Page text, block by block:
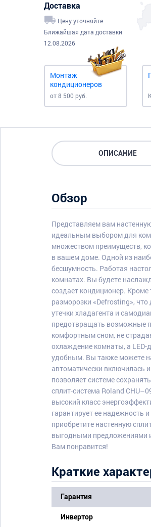
Доставка
Цену уточняйте
Ближайшая дата доставки
12.08.2026
Монтаж
кондиционеров
от 8 500 руб.
ОПИСАНИЕ
Обзор
Представляем вам
идеальным выбором для
множеством преимуществ,
в вашем доме. Одной из
бесшумность. Работая
комнатах. Вы будете
создает кондиционер. Кроме
разморозки «Defrosting»,
утечки хладагента и
предотвращать возможные
комфортным сном, не
охлаждение комнаты, а LED-
удобным. Вы также можете
автоматически включилась
позволяет системе
сплит-система Roland
высокий класс
гарантирует ее надежность
приобретите настенную
выгодными предложениями
Вам понравится!
Краткие
Гарантия
Инвертор